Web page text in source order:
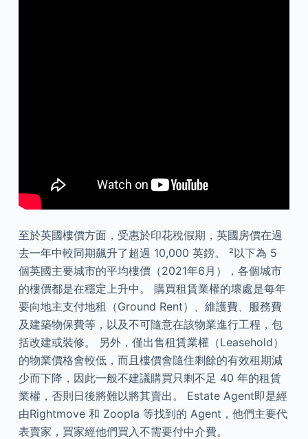
至於英國樓價方面，受惠於印花稅假期，英國房價在過
去一年中較同期飆升了超過 10,000 英鎊。 ²以下為 5
個英國主要城市的平均樓價（2021年6月），各個城市
的樓價都是在穩定上升中。 購買租賃業權的壞處是每年
要向地主支付地租（Ground Rent）、維護費、服務費
及建築物保費等，以及不可隨意在該物業進行工程，包
括改建或裝修。 另外，僅出售租賃業權（Leasehold）
的物業價格會較低，而且樓價會隨住剩餘的有效租期減
少而下降，因此一般不建議購買只剩不足 40 年的租賃
業權，否則日後將難以將其賣出。 Estate Agent即是經
由Rightmove 和 Zoopla 等找到的 Agent，他們主要代
表賣家，買家經他們買入不需要付中介費。